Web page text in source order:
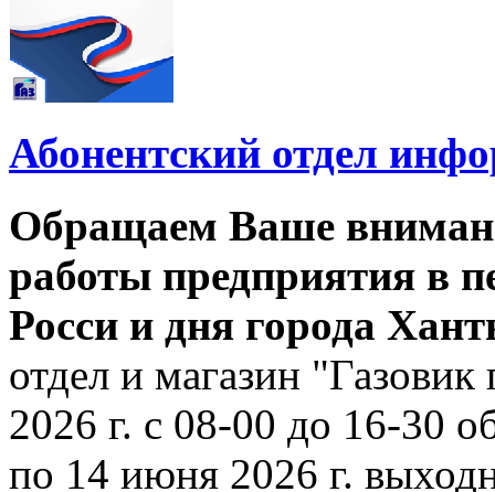
Абонентский отдел
Обращаем Ваше
работы предприятия в
Росси и дня города
отдел и магазин
2026 г. с 08-00 до 16-30
по 14 июня 2026 г.